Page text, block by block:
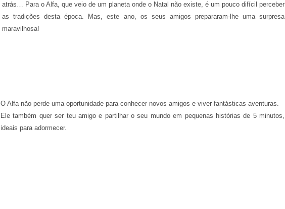
atrás… Para o Alfa, que veio de um planeta onde o Natal não existe, é um pouco difícil perceber
as tradições desta época. Mas, este ano, os seus amigos prepararam-lhe uma surpresa
maravilhosa!
O Alfa não perde uma oportunidade para conhecer novos amigos e viver fantásticas aventuras.
Ele também quer ser teu amigo e partilhar o seu mundo em pequenas histórias de 5 minutos,
ideais para adormecer.